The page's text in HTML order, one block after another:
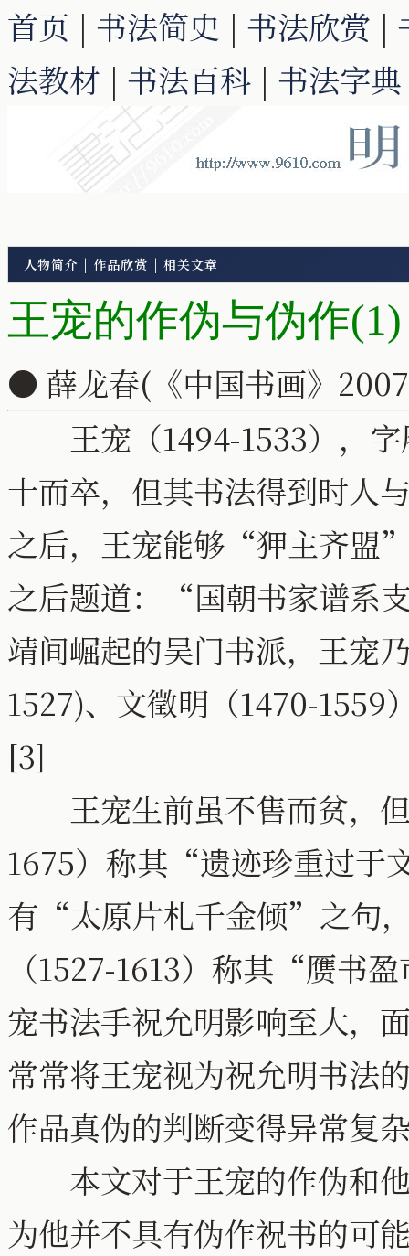
首页 | 书法简史 | 书法欣赏 |
法教材 | 书法百科 | 书法字典
人物简介 | 作品欣赏 | 相关文章
王宠的作伪与伪作(1)
● 薛龙春(《中国书画》
王宠（1494-1533），字
十而卒，但其书法得到时人
之后，王宠能够“狎主齐盟
之后题道：“国朝书家谱系
靖间崛起的吴门书派，王宠
1527)、文徵明（1470-1559
[3]
王宠生前虽不售而贫，但
1675）称其“遗迹珍重过于
有“太原片札千金倾”之句
（1527-1613）称其“赝书
宠书法手祝允明影响至大，
常常将王宠视为祝允明书法
作品真伪的判断变得异常复
本文对于王宠的作伪和他
为他并不具有伪作祝书的可